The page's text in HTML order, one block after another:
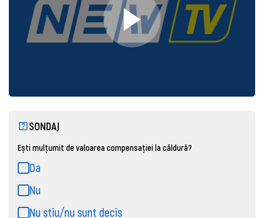
SONDAJ
Ești mulțumit de valoarea compensației la căldură?
Da
Nu
Nu știu/nu sunt decis